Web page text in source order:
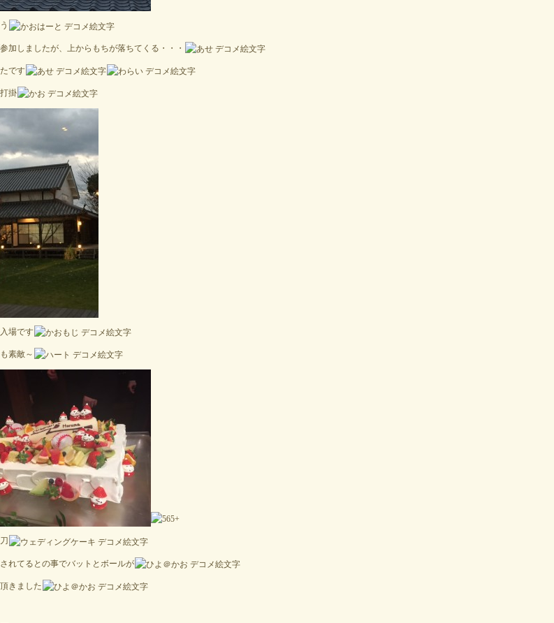
加しましたが、上からもちが落ちてくる・・・
です
掛
場です
素敵～
れてるとの事でバットとボールが
きました